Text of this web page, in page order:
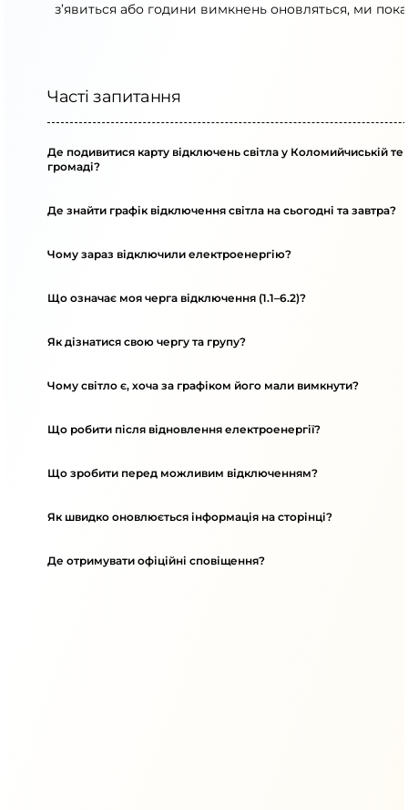
з’явиться або години вимкнень оновляться, ми
Часті запитання
Де подивитися карту відключень світла у Коломийчиській
громаді?
Де знайти графік відключення світла на сьогодні та завтра?
Чому зараз відключили електроенергію?
Що означає моя черга відключення (1.1–6.2)?
Як дізнатися свою чергу та групу?
Чому світло є, хоча за графіком його мали вимкнути?
Що робити після відновлення електроенергії?
Що зробити перед можливим відключенням?
Як швидко оновлюється інформація на сторінці?
Де отримувати офіційні сповіщення?